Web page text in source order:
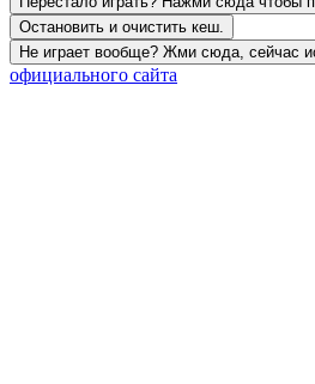
Остановить и очистить кеш.
Не играет вообще? Жми сюда, сейчас
официального сайта